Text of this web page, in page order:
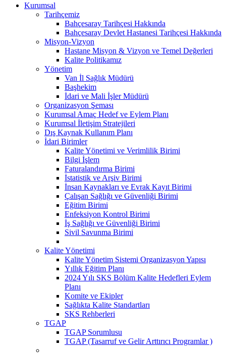
Kurumsal
Tarihçemiz
Bahçesaray Tarihçesi Hakkında
Bahçesaray Devlet Hastanesi Tarihçesi Hakkında
Misyon-Vizyon
Hastane Misyon & Vizyon ve Temel Değerleri
Kalite Politikamız
Yönetim
Van İl Sağlık Müdürü
Başhekim
İdari ve Mali İşler Müdürü
Organizasyon Şeması
Kurumsal Amaç Hedef ve Eylem Planı
Kurumsal İletişim Stratejileri
Dış Kaynak Kullanım Planı
İdari Birimler
Kalite Yönetimi ve Verimlilik Birimi
Bilgi İşlem
Faturalandırma Birimi
İstatistik ve Arşiv Birimi
İnsan Kaynakları ve Evrak Kayıt Birimi
Çalışan Sağlığı ve Güvenliği Birimi
Eğitim Birimi
Enfeksiyon Kontrol Birimi
İş Sağlığı ve Güvenliği Birimi
Sivil Savunma Birimi
Kalite Yönetimi
Kalite Yönetim Sistemi Organizasyon Yapısı
Yıllık Eğitim Planı
2024 Yılı SKS Bölüm Kalite Hedefleri Eylem
Planı
Komite ve Ekipler
Sağlıkta Kalite Standartları
SKS Rehberleri
TGAP
TGAP Sorumlusu
TGAP (Tasarruf ve Gelir Arttırıcı Programlar )